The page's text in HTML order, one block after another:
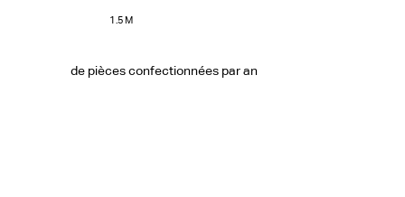
1.5 M
de pièces confectionnées par an